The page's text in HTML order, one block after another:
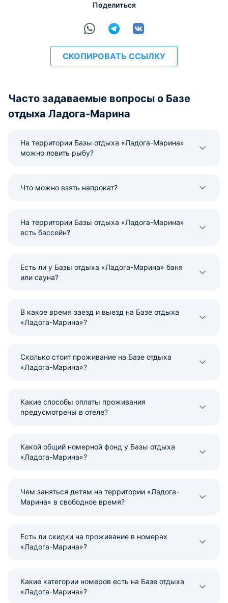
Поделиться
СКОПИРОВАТЬ ССЫЛКУ
Часто задаваемые вопросы о Базе
отдыха Ладога-Марина
На территории Базы отдыха «Ладога-Марина»
можно ловить рыбу?
Что можно взять напрокат?
На территории Базы отдыха «Ладога-Марина»
есть бассейн?
Есть ли у Базы отдыха «Ладога-Марина» баня
или сауна?
В какое время заезд и выезд на Базе отдыха
«Ладога-Марина»?
Сколько стоит проживание на Базе отдыха
«Ладога-Марина»?
Какие способы оплаты проживания
предусмотрены в отеле?
Какой общий номерной фонд у Базы отдыха
«Ладога-Марина»?
Чем заняться детям на территории «Ладога-
Марина» в свободное время?
Есть ли скидки на проживание в номерах
«Ладога-Марина»?
Какие категории номеров есть на Базе отдыха
«Ладога-Марина»?